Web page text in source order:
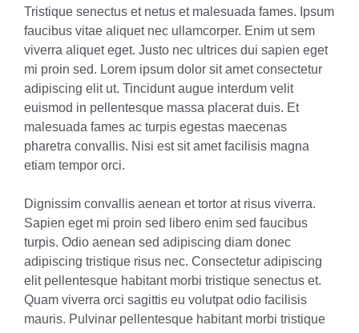
Tristique senectus et netus et malesuada fames. Ipsum
faucibus vitae aliquet nec ullamcorper. Enim ut sem
viverra aliquet eget. Justo nec ultrices dui sapien eget
mi proin sed. Lorem ipsum dolor sit amet consectetur
adipiscing elit ut. Tincidunt augue interdum velit
euismod in pellentesque massa placerat duis. Et
malesuada fames ac turpis egestas maecenas
pharetra convallis. Nisi est sit amet facilisis magna
etiam tempor orci.
Dignissim convallis aenean et tortor at risus viverra.
Sapien eget mi proin sed libero enim sed faucibus
turpis. Odio aenean sed adipiscing diam donec
adipiscing tristique risus nec. Consectetur adipiscing
elit pellentesque habitant morbi tristique senectus et.
Quam viverra orci sagittis eu volutpat odio facilisis
mauris. Pulvinar pellentesque habitant morbi tristique